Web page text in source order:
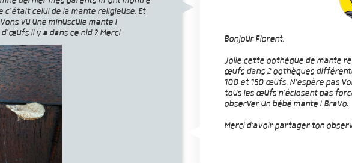
c’était celui de la mante religieuse. Et
vu une minuscule mante !
il y a dans ce nid ? Merci
Bonjour Florent,
Jolie cette oothèque de mante
œufs dans 2 oothèques
100 et 150 œufs. N'espère pas
tous les œufs n'éclosent pas
observer un bébé mante ! Bravo.
Merci d'avoir partager ton